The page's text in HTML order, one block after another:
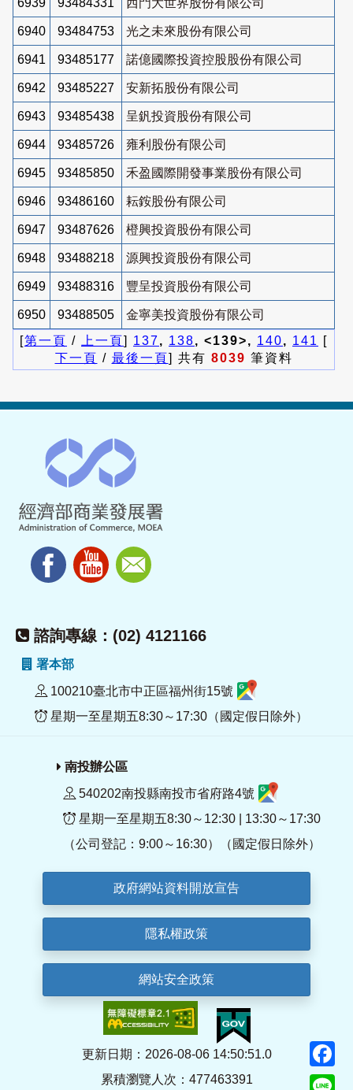
6940 93484753 光之未來股份有限公司
6941 93485177 諾億國際投資控股股份有限公司
6942 93485227 安新拓股份有限公司
6943 93485438 呈釩投資股份有限公司
6944 93485726 雍利股份有限公司
6945 93485850 禾盈國際開發事業股份有限公司
6946 93486160 耘銨股份有限公司
6947 93487626 橙興投資股份有限公司
6948 93488218 源興投資股份有限公司
6949 93488316 豐呈投資股份有限公司
6950 93488505
金寧美投資股份有限公司
[第一頁 / 上一頁] 137, 138, <139>, 140, 141
[
下一頁 / 最後一頁] 共有 8039 筆資料
諮詢專線：(02) 4121166
署本部
100210臺北市中正區福州街15號
星期一至星期五8:30～17:30（國定假日除外）
南投辦公區
540202南投縣南投市省府路4號
星期一至星期五8:30～12:30 | 13:30～17:30
（公司登記：9:00～16:30）（國定假日除外）
政府網站資料開放宣告
隱私權政策
網站安全政策
更新日期：2026-08-06 14:50:51.0
累積瀏覽人次：477463391